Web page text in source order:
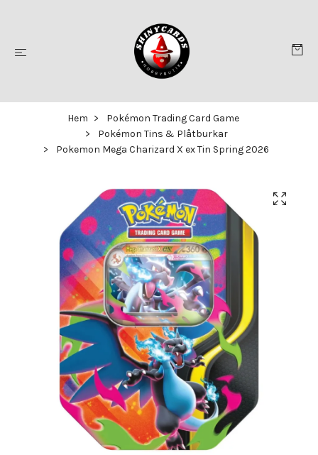
Hem
Pokémon Trading Card Game
Pokémon Tins & Plåtburkar
Pokemon Mega Charizard X ex Tin Spring 2026